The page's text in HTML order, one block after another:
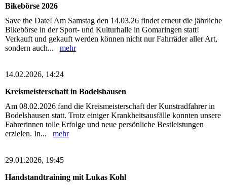
Bikebörse 2026
Save the Date! Am Samstag den 14.03.26 findet erneut die jährliche
Bikebörse in der Sport- und Kulturhalle in Gomaringen statt!
Verkauft und gekauft werden können nicht nur Fahrräder aller Art,
sondern auch... mehr
14.02.2026, 14:24
Kreismeisterschaft in Bodelshausen
Am 08.02.2026 fand die Kreismeisterschaft der Kunstradfahrer in
Bodelshausen statt. Trotz einiger Krankheitsausfälle konnten unsere
Fahrerinnen tolle Erfolge und neue persönliche Bestleistungen
erzielen. In... mehr
29.01.2026, 19:45
Handstandtraining mit Lukas Kohl